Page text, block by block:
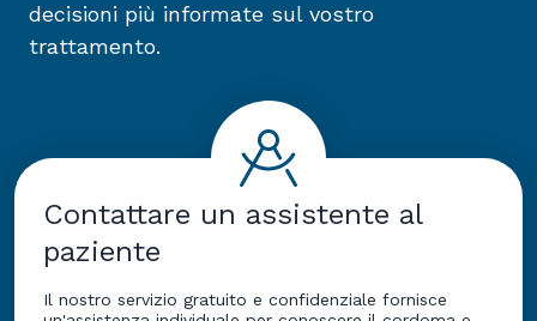
decisioni più informate sul vostro
trattamento.
Contattare un assistente al
paziente
Il nostro servizio gratuito e confidenziale fornisce